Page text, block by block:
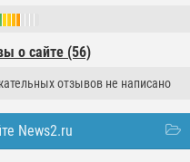
о сайте (56)
отзывов не написано
News2.ru